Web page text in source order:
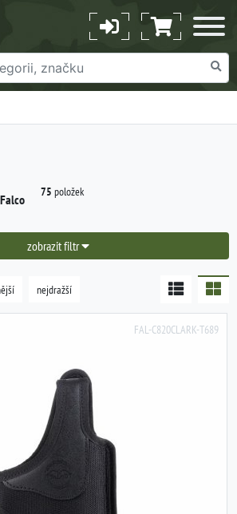
Falco 75 položek
nejdražší
FAL-C820CLARK-T689
zobrazit filtr